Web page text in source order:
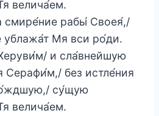
велича́ем.
смире́ние рабы́ Своея́,/
ублажа́т Мя вси ро́ди.
и сла́внейшую
Серафи́м,/ без истле́ния
су́щую
велича́ем.